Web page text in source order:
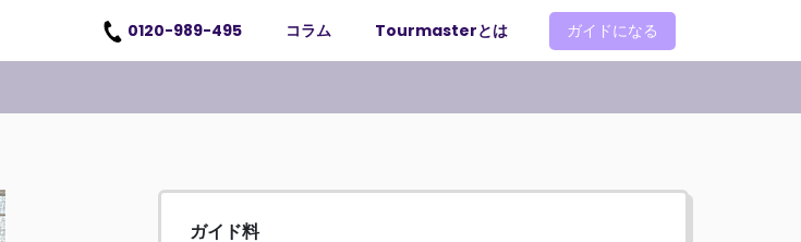
0120-989-495 コラム Tourmasterとは ガイドになる
ガイド料